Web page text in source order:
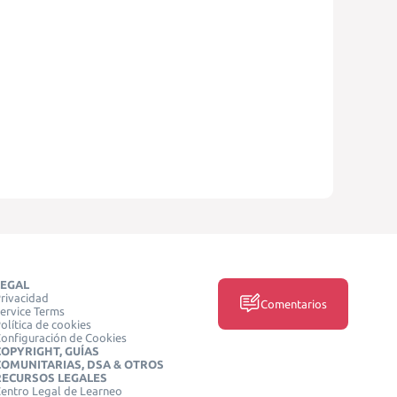
Terms
de cookies
de Cookies
GUÍAS
DSA & OTROS
LEGALES
Legal de Learneo
Comentarios